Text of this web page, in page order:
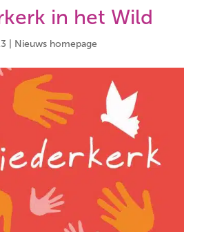
in het Wild
Nieuws homepage